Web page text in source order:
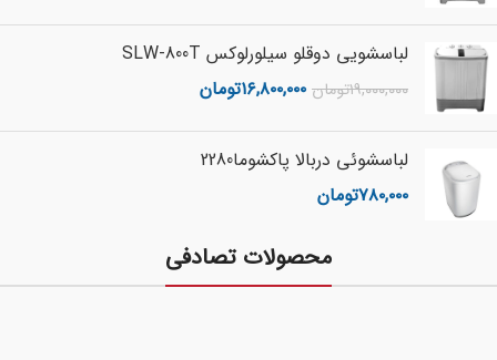
لباسشویی دوقلو سیلورلوکس SLW-800T
۱۹,۰۰۰,۰۰۰تومان ۱۶,۸۰۰,۰۰۰تومان
لباسشوئی دربالا پاکشوما2280
۷۸۰,۰۰۰تومان
محصولات تصادفی